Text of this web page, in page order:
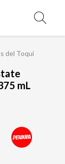
del Toqui
mL